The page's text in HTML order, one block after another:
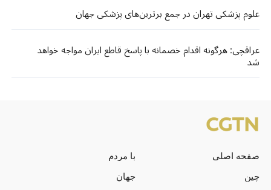
علوم پزشکی تهران در جمع برترین‌های پزشکی جهان
عراقچی: هرگونه اقدام خصمانه با پاسخ قاطع ایران مواجه خواهد
شد
صفحه اصلی
با مردم
چین
جهان